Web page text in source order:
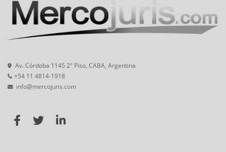
Av. Córdoba 1145 2° Piso, CABA, Argentina
+54 11 4814-1918
info@mercojuris.com